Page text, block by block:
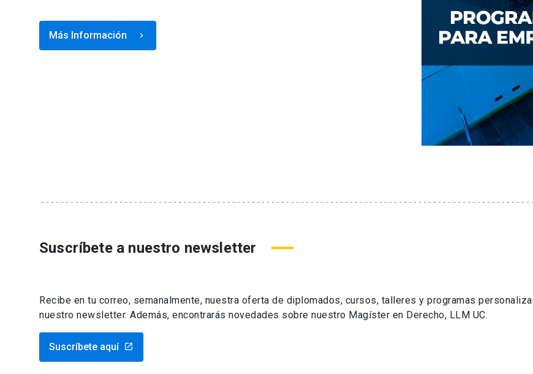
Más Información keyboard_arrow_right
Suscríbete a nuestro newsletter
Recibe en tu correo, semanalmente, nuestra oferta de diplomados, cursos, talleres y programas
nuestro newsletter. Además, encontrarás novedades sobre nuestro Magíster en Derecho, LLM UC.
Suscríbete aquí launch